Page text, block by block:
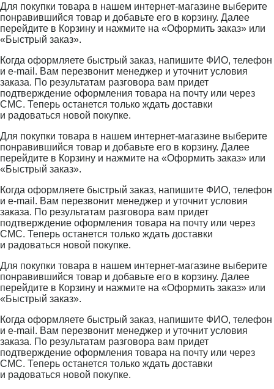
Для покупки товара в нашем интернет-магазине выберите
понравившийся товар и добавьте его в корзину. Далее
перейдите в Корзину и нажмите на «Оформить заказ» или
«Быстрый заказ».
Когда оформляете быстрый заказ, напишите ФИО, телефон
и e-mail. Вам перезвонит менеджер и уточнит условия
заказа. По результатам разговора вам придет
подтверждение оформления товара на почту или через
СМС. Теперь останется только ждать доставки
и радоваться новой покупке.
Для покупки товара в нашем интернет-магазине выберите
понравившийся товар и добавьте его в корзину. Далее
перейдите в Корзину и нажмите на «Оформить заказ» или
«Быстрый заказ».
Когда оформляете быстрый заказ, напишите ФИО, телефон
и e-mail. Вам перезвонит менеджер и уточнит условия
заказа. По результатам разговора вам придет
подтверждение оформления товара на почту или через
СМС. Теперь останется только ждать доставки
и радоваться новой покупке.
Для покупки товара в нашем интернет-магазине выберите
понравившийся товар и добавьте его в корзину. Далее
перейдите в Корзину и нажмите на «Оформить заказ» или
«Быстрый заказ».
Когда оформляете быстрый заказ, напишите ФИО, телефон
и e-mail. Вам перезвонит менеджер и уточнит условия
заказа. По результатам разговора вам придет
подтверждение оформления товара на почту или через
СМС. Теперь останется только ждать доставки
и радоваться новой покупке.